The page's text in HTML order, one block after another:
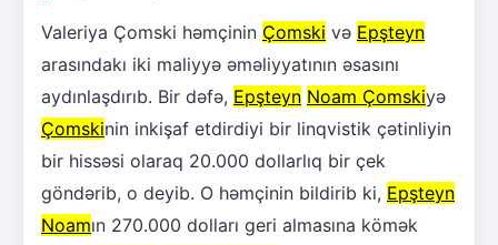
Valeriya Çomski həmçinin Çomski və Epşteyn
arasındakı iki maliyyə əməliyyatının əsasını
aydınlaşdırıb. Bir dəfə, Epşteyn Noam Çomskiyə
Çomskinin inkişaf etdirdiyi bir linqvistik çətinliyin
bir hissəsi olaraq 20.000 dollarlıq bir çek
göndərib, o deyib. O həmçinin bildirib ki, Epşteyn
Noamın 270.000 dolları geri almasına kömək